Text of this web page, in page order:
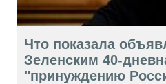
Что показала
Зеленским 40-
"принуждению